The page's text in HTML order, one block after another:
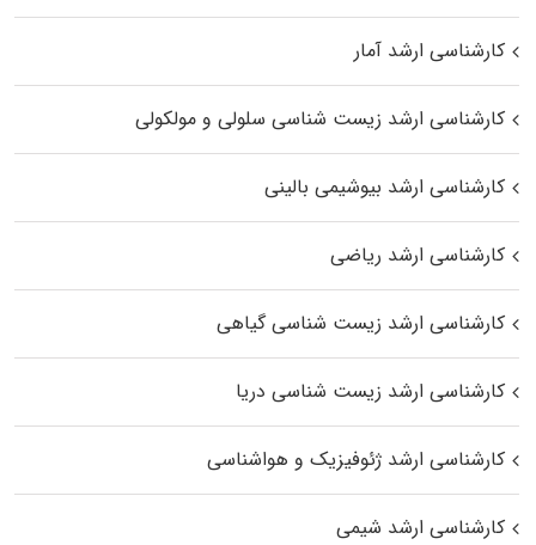
کارشناسی ارشد آمار
کارشناسی ارشد زیست شناسی سلولی و مولکولی
کارشناسی ارشد بیوشیمی بالینی
کارشناسی ارشد ریاضی
کارشناسی ارشد زیست‌ شناسی گیاهی
کارشناسی ارشد زیست‌ شناسی دریا
کارشناسی ارشد ژئوفیزیک و هواشناسی
کارشناسی ارشد شیمی